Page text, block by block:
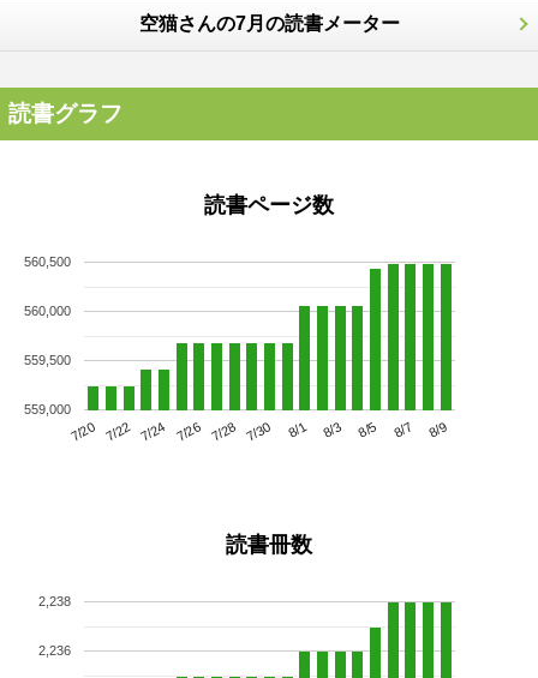
空猫さんの7月の読書メーター
読書グラフ
読書ページ数
7/20 7/22 7/24 7/26 7/28 7/30 8/1 8/3 8/5 8/7 8/9
559,000
559,500
560,000
560,500
読書冊数
2,236
2,238